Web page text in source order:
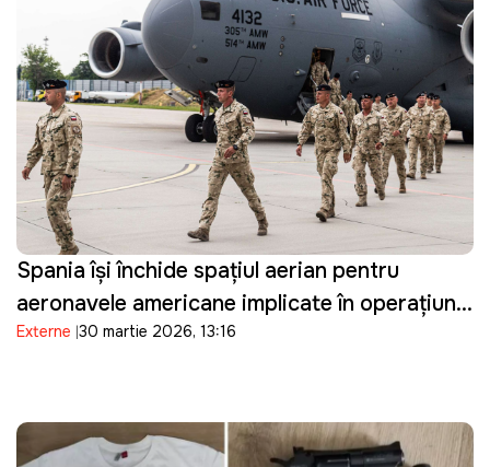
Spania își închide spațiul aerian pentru
aeronavele americane implicate în operațiuni
militare împotriva Iranului și restricționează
Externe 30 martie 2026, 13:16